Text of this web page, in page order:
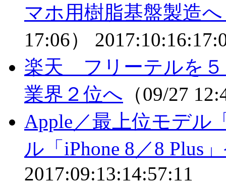
マホ用樹脂基盤製造
17:06）
楽天 フリーテルを
業界２位へ （09/27
Apple／最上位モデル
ル「iPhone 8／8 Plus
2017:09:13:14:57:11